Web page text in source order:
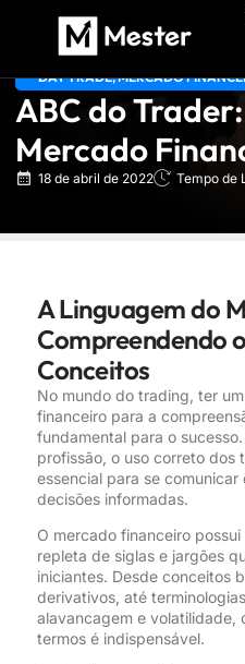
DAY TRADE,MERCADO
ABC do
Mercado
18 de abril de 2022 Tempo de
A Linguagem do
Compreendendo
Conceitos
No mundo do trading, ter
financeiro para a
fundamental para o
profissão, o uso correto dos
essencial para se
decisões informadas.
O mercado financeiro
repleta de siglas e jargões
iniciantes. Desde conceitos
derivativos, até
alavancagem e volatilidade,
termos é indispensável.